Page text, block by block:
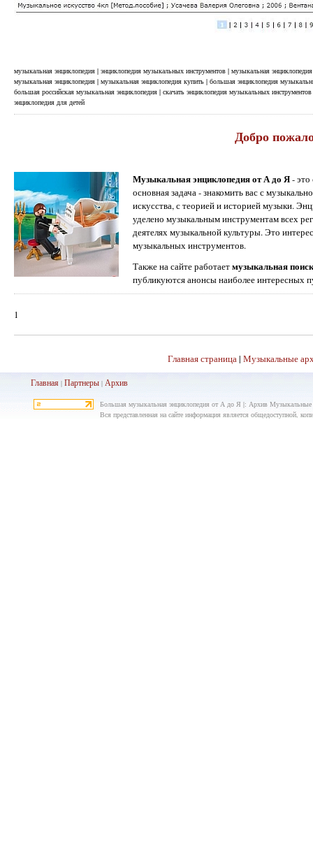
музыкальная энциклопедия | энциклопедия музыкальных инструментов | музыкальная
музыкальная энциклопедия | музыкальная энциклопедия купить | большая энциклопедия
большая российская музыкальная энциклопедия | скачать энциклопедия музыкальных
энциклопедия для детей
Добро
Музыкальная энциклопедия от А до Я-
основная задача - знакомить вас с
искусства, с теорией и историей музыки.
уделено музыкальным инструментам всех
деятелях музыкальной культуры. Это
музыкальных инструментов.
Также на сайте работаетмузыкальная
публикуются анонсы наиболее интересных
1
Главная страница |Музыкальные
Главная |Партнеры |Архив
Большая музыкальная энциклопедия от А до Я |: Архив Музыкальные
Вся представленная на сайте информация является общедоступной,